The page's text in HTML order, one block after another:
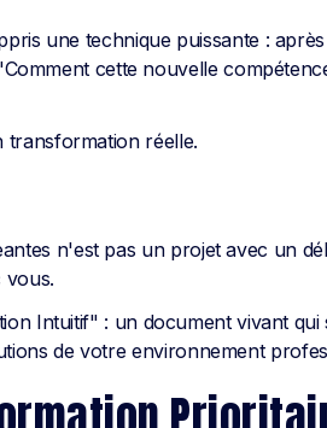
une technique puissante :
cette nouvelle
transformation réelle.
n'est pas un projet avec un
vous.
Intuitif" : un document vivant qui
de votre environnement